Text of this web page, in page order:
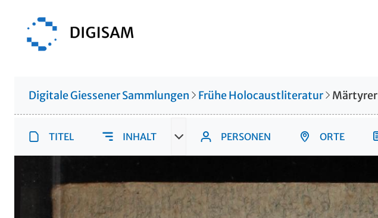
Digitale Giessener Sammlungen Frühe Holocaustliteratur Märtyrer
TITEL INHALT PERSONEN ORTE